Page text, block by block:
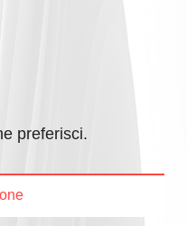
preferisci.